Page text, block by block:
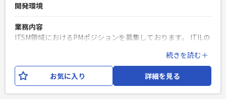
開発環境
業務内容
ITSM領域におけるPMポジションを募集しております。 ITILの
応いただける方を求めております。 ＜業務内容＞ ・ITSM関連
プロジェクトの推進 ・顧客折衝／課題整理 ・運用プロセス改
善支援 ・各ステークホルダーとの調整対応 ・進捗／課題管理
続きを読む＋
お気に入り 詳細を見る